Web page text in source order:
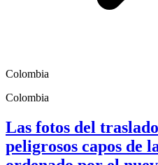
Colombia
Colombia
Las fotos del
peligrosos capos de